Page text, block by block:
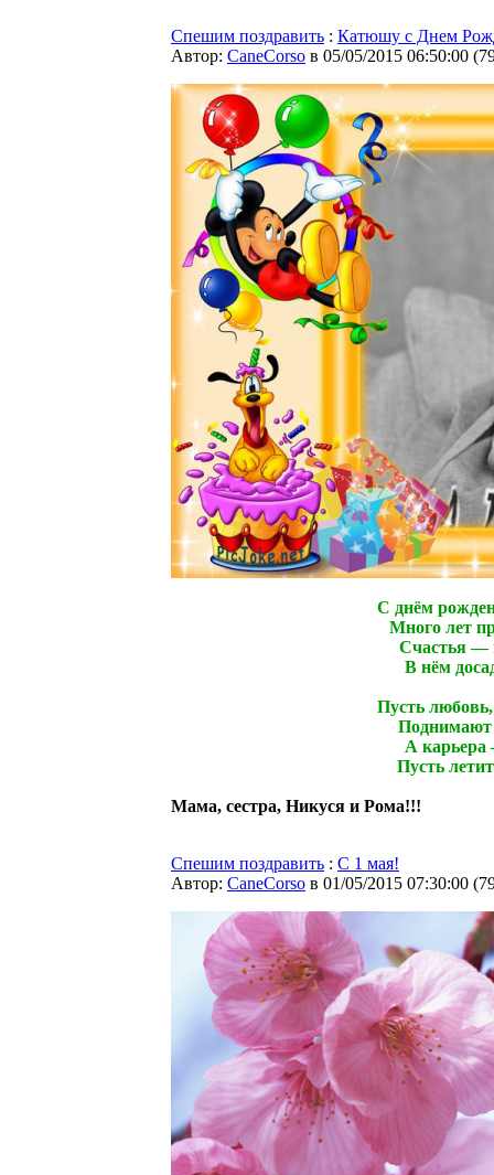
Спешим поздравить : Катюшу с Днем
Автор: CaneCorso в 05/05/2015 06:50:00 (
С днём
Много лет
Счастья —
В нём
Пусть
Поднимают
А карьера
Пусть
Мама, сестра, Никуся и Рома!!!
Спешим поздравить : С 1 мая!
Автор: CaneCorso в 01/05/2015 07:30:00 (